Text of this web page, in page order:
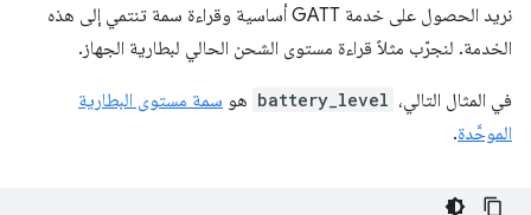
نريد الحصول على خدمة GATT أساسية وقراءة سمة تنتمي إلى هذه
الخدمة. لنجرّب مثلاً قراءة مستوى الشحن الحالي لبطارية الجهاز.
في المثال التالي، battery_level هو سمة مستوى البطارية
الموحَّدة.